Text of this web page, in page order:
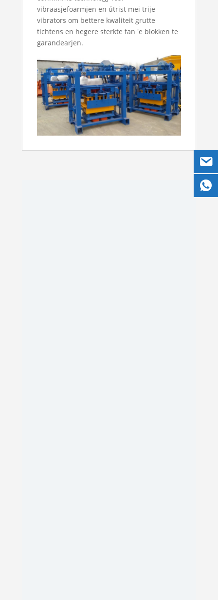
vibraasjefoarmjen en útrist mei trije
vibrators om bettere kwaliteit grutte
tichtens en hegere sterkte fan 'e blokken te
garandearjen.